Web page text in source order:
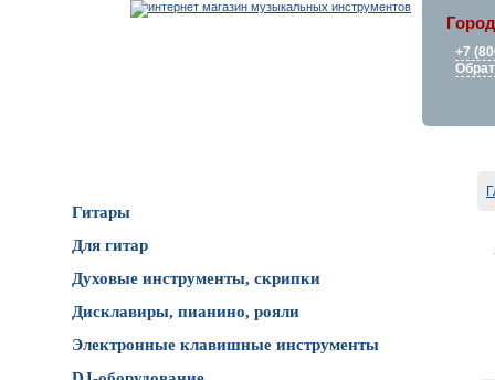
+7
Гитары
Для гитар
Духовые инструменты, скрипки
Дисклавиры, пианино, рояли
Электронные клавишные инструменты